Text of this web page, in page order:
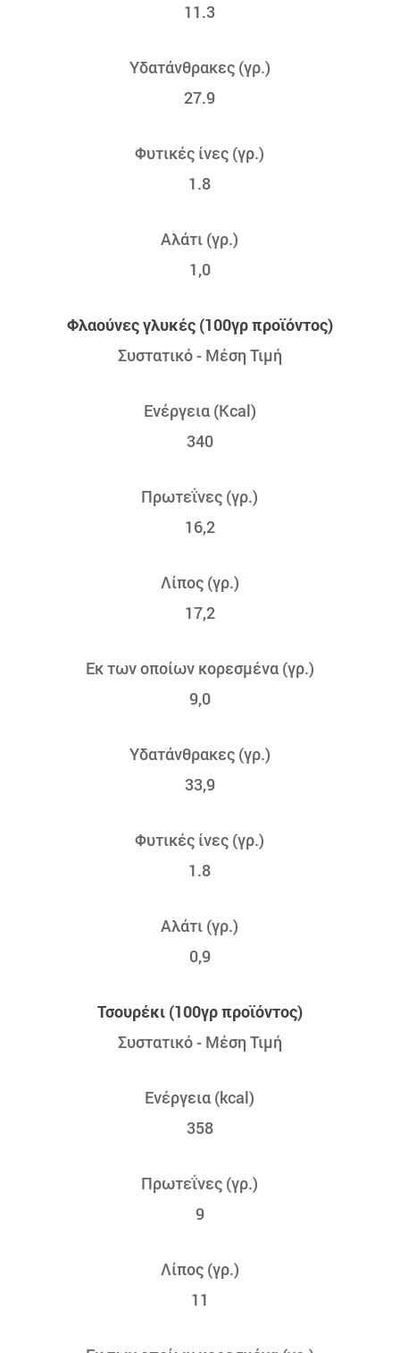
11.3
Υδατάνθρακες (γρ.)
27.9
Φυτικές ίνες (γρ.)
1.8
Αλάτι (γρ.)
1,0
Φλαούνες γλυκές (100γρ προϊόντος)
Συστατικό - Μέση Τιμή
Ενέργεια (Kcal)
340
Πρωτεΐνες (γρ.)
16,2
Λίπος (γρ.)
17,2
Εκ των οποίων κορεσμένα (γρ.)
9,0
Υδατάνθρακες (γρ.)
33,9
Φυτικές ίνες (γρ.)
1.8
Αλάτι (γρ.)
0,9
Τσουρέκι (100γρ προϊόντος)
Συστατικό - Μέση Τιμή
Ενέργεια (kcal)
358
Πρωτεΐνες (γρ.)
9
Λίπος (γρ.)
11